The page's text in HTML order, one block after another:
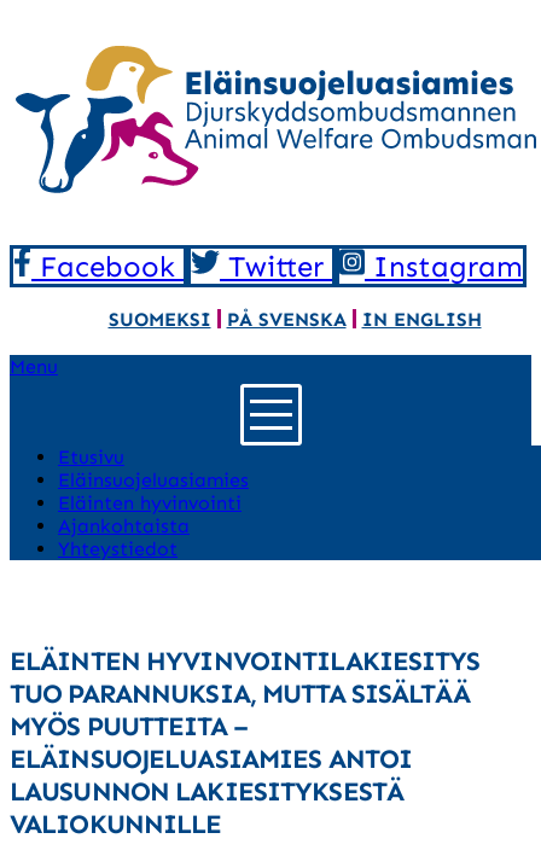
Facebook Twitter Instagram
SUOMEKSI PÅ SVENSKA IN ENGLISH
Menu
Etusivu
Eläinsuojeluasiamies
Eläinten hyvinvointi
Ajankohtaista
Yhteystiedot
ELÄINTEN HYVINVOINTILAKIESITYS
TUO PARANNUKSIA, MUTTA SISÄLTÄÄ
MYÖS PUUTTEITA –
ELÄINSUOJELUASIAMIES ANTOI
LAUSUNNON LAKIESITYKSESTÄ
VALIOKUNNILLE